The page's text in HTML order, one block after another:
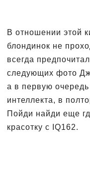
В отношении этой
блондинок не
всегда
следующих фото
а в первую
интеллекта, в
Пойди найди еще
красотку с IQ162.